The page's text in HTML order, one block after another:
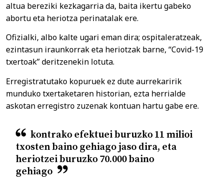
altua bereziki kezkagarria da, baita ikertu gabeko
abortu eta heriotza perinatalak ere.
Ofizialki, albo kalte ugari eman dira; ospitaleratzeak,
ezintasun iraunkorrak eta heriotzak barne, “Covid-19
txertoak” deritzenekin lotuta.
Erregistratutako kopuruek ez dute aurrekaririk
munduko txertaketaren historian, ezta herrialde
askotan erregistro zuzenak kontuan hartu gabe ere.
kontrako efektuei buruzko 11 milioi
txosten baino gehiago jaso dira, eta
heriotzei buruzko 70.000 baino
gehiago